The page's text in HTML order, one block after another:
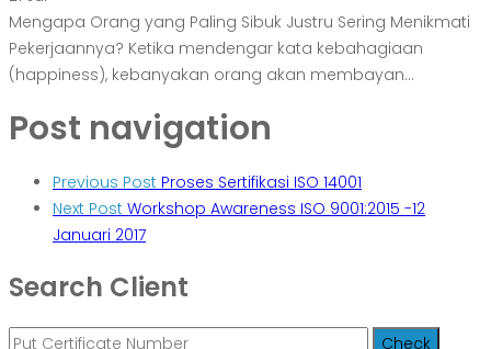
Mengapa Orang yang Paling Sibuk Justru Sering Menikmati
Pekerjaannya? Ketika mendengar kata kebahagiaan
(happiness), kebanyakan orang akan membayan...
Post navigation
Previous Post Proses Sertifikasi ISO 14001
Next Post Workshop Awareness ISO 9001:2015 -12
Januari 2017
Search Client